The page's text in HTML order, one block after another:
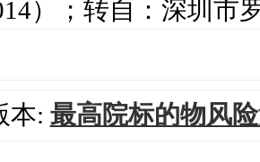
）；转自：深圳市
本: 最高院标的物风